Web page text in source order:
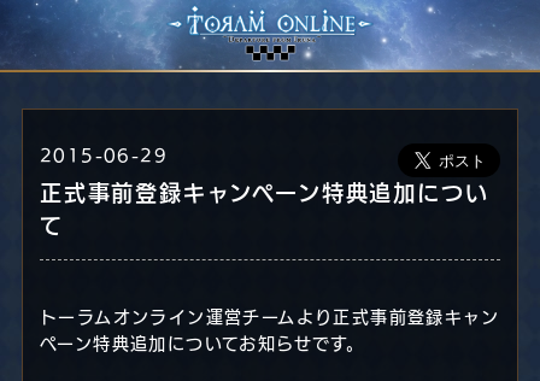
2015-06-29
正式事前登録キャンペーン特典追加につい
て
トーラムオンライン運営チームより正式事前登録キャン
ペーン特典追加についてお知らせです。